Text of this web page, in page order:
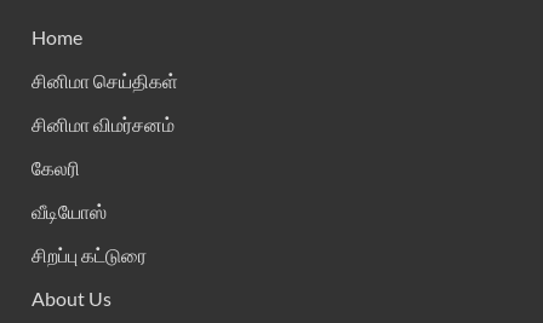
Home
சினிமா செய்திகள்
சினிமா விமர்சனம்
கேலரி
வீடியோஸ்
சிறப்பு கட்டுரை
About Us